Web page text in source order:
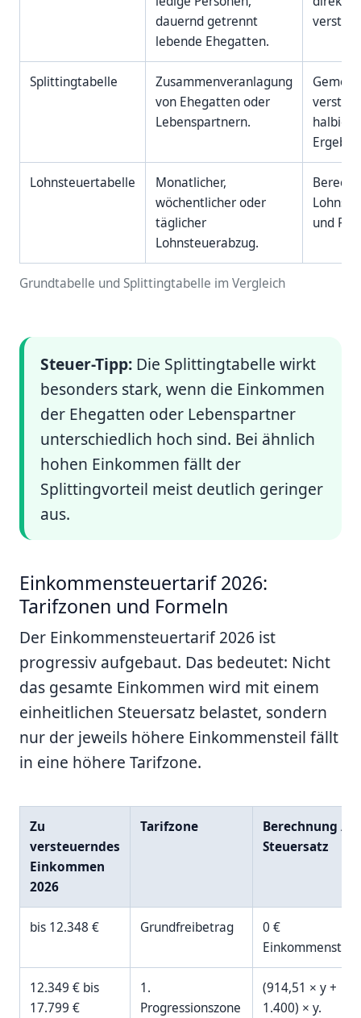
Grundtabelle und Splittingtabelle im Vergleich
dauernd getrennt
lebende Ehegatten.
Splittingtabelle
Zusammenveranlagung
von Ehegatten oder
Lebenspartnern.
Lohnsteuertabelle
Monatlicher,
wöchentlicher oder
täglicher
Lohnsteuerabzug.
und
Steuer-Tipp: Die Splittingtabelle wirkt
besonders stark, wenn die Einkommen
der Ehegatten oder Lebenspartner
unterschiedlich hoch sind. Bei ähnlich
hohen Einkommen fällt der
Splittingvorteil meist deutlich geringer
aus.
Einkommensteuertarif 2026:
Tarifzonen und Formeln
Der Einkommensteuertarif 2026 ist
progressiv aufgebaut. Das bedeutet: Nicht
das gesamte Einkommen wird mit einem
einheitlichen Steuersatz belastet, sondern
nur der jeweils höhere Einkommensteil fällt
in eine höhere Tarifzone.
Zu
versteuerndes
Einkommen
2026
Tarifzone
Berechnung /
Steuersatz
bis 12.348 € Grundfreibetrag
0 €
12.349 € bis
17.799 €
1.
Progressionszone
(914,51 × y +
1.400) × y.